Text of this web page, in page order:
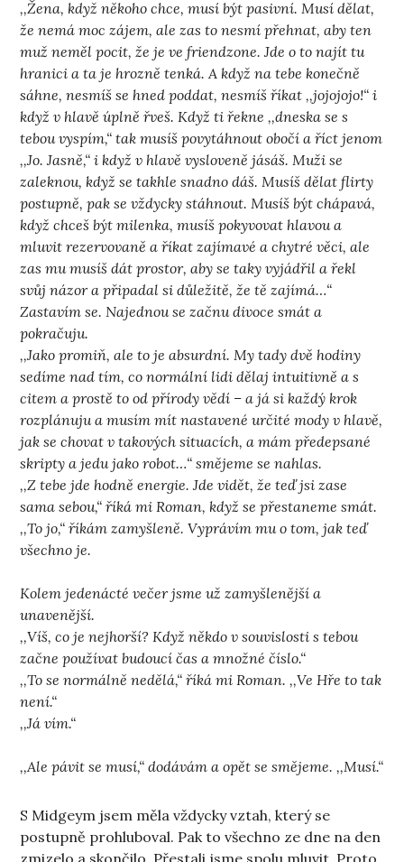
,,Žena, když někoho chce, musí být pasivní. Musí dělat,
že nemá moc zájem, ale zas to nesmí přehnat, aby ten
muž neměl pocit, že je ve friendzone. Jde o to najít tu
hranici a ta je hrozně tenká. A když na tebe konečně
sáhne, nesmíš se hned poddat, nesmíš říkat ,,jojojojo!“ i
když v hlavě úplně řveš. Když ti řekne ,,dneska se s
tebou vyspím,“ tak musíš povytáhnout obočí a říct jenom
,,Jo. Jasně,“ i když v hlavě vysloveně jásáš. Muži se
zaleknou, když se takhle snadno dáš. Musíš dělat flirty
postupně, pak se vždycky stáhnout. Musíš být chápavá,
když chceš být milenka, musíš pokyvovat hlavou a
mluvit rezervovaně a říkat zajímavé a chytré věci, ale
zas mu musíš dát prostor, aby se taky vyjádřil a řekl
svůj názor a připadal si důležitě, že tě zajímá…“
Zastavím se. Najednou se začnu divoce smát a
pokračuju.
,,Jako promiň, ale to je absurdní. My tady dvě hodiny
sedíme nad tím, co normální lidi dělaj intuitivně a s
citem a prostě to od přírody vědí – a já si každý krok
rozplánuju a musím mít nastavené určité mody v hlavě,
jak se chovat v takových situacích, a mám předepsané
skripty a jedu jako robot…“ smějeme se nahlas.
,,Z tebe jde hodně energie. Jde vidět, že teď jsi zase
sama sebou,“ říká mi Roman, když se přestaneme smát.
,,To jo,“ říkám zamyšleně. Vyprávím mu o tom, jak teď
všechno je.
Kolem jedenácté večer jsme už zamyšlenější a
unavenější.
,,Víš, co je nejhorší? Když někdo v souvislosti s tebou
začne používat budoucí čas a množné číslo.“
,,To se normálně nedělá,“ říká mi Roman. ,,Ve Hře to tak
není.“
,,Já vím.“
,,Ale pávit se musí,“ dodávám a opět se smějeme. ,,Musí.“
S Midgeym jsem měla vždycky vztah, který se
postupně prohluboval. Pak to všechno ze dne na den
zmizelo a skončilo. Přestali jsme spolu mluvit. Proto